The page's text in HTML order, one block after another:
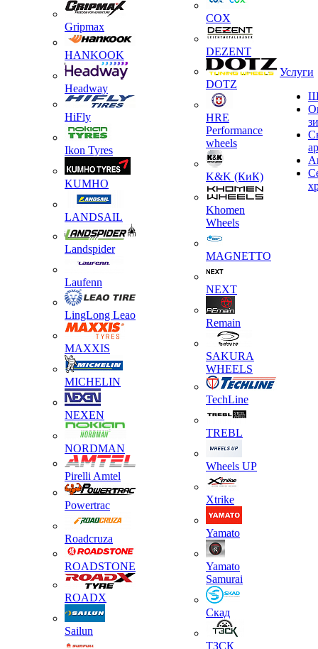
Gripmax
HANKOOK
Headway
HiFly
Ikon Tyres
KUMHO
LANDSAIL
Landspider
Laufenn
LingLong Leao
MAXXIS
MICHELIN
NEXEN
NORDMAN
Pirelli Amtel
Powertrac
Roadcruza
ROADSTONE
ROADX
Sailun
COX
DEZENT
DOTZ
HRE
Performance
wheels
K&K (КиК)
Khomen
Wheels
MAGNETTO
NEXT
Remain
SAKURA
WHEELS
TechLine
TREBL
Wheels UP
Xtrike
Yamato
Yamato
Samurai
Скад
ТЗСК
Услуги